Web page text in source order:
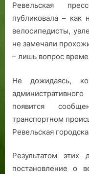
Ревельская
публиковала – как
велосипедисты,
не замечали
– лишь вопрос
Не дожидаясь,
появится
транспортном
Ревельская
Результатом этих
постановление о